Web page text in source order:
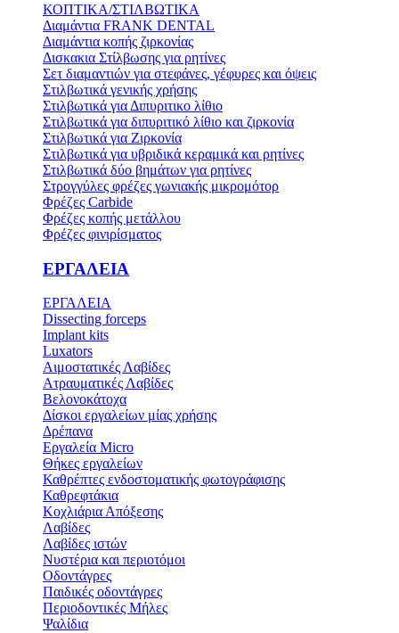
ΚΟΠΤΙΚΑ/ΣΤΙΛΒΩΤΙΚΑ
Διαμάντια FRANK DENTAL
Διαμάντια κοπής ζιρκονίας
Δισκακια Στίλβωσης για ρητίνες
Σετ διαμαντιών για στεφάνες, γέφυρες και όψεις
Στιλβωτικά γενικής χρήσης
Στιλβωτικά για Διπυριτικο λίθιο
Στιλβωτικά για διπυριτικό λίθιο και ζιρκονία
Στιλβωτικά για Ζιρκονία
Στιλβωτικά για υβριδικά κεραμικά και ρητίνες
Στιλβωτικά δύο βημάτων για ρητίνες
Στρογγύλες φρέζες γωνιακής μικρομότορ
Φρέζες Carbide
Φρέζες κοπής μετάλλου
Φρέζες φινιρίσματος
ΕΡΓΑΛΕΙΑ
ΕΡΓΑΛΕΙΑ
Dissecting forceps
Implant kits
Luxators
Αιμοστατικές Λαβίδες
Ατραυματικές Λαβίδες
Βελονοκάτοχα
Δίσκοι εργαλείων μίας χρήσης
Δρέπανα
Εργαλεία Micro
Θήκες εργαλείων
Καθρέπτες ενδοστοματικής φωτογράφισης
Καθρεφτάκια
Κοχλιάρια Απόξεσης
Λαβίδες
Λαβίδες ιστών
Νυστέρια και περιοτόμοι
Οδοντάγρες
Παιδικές οδοντάγρες
Περιοδοντικές Μήλες
Ψαλίδια